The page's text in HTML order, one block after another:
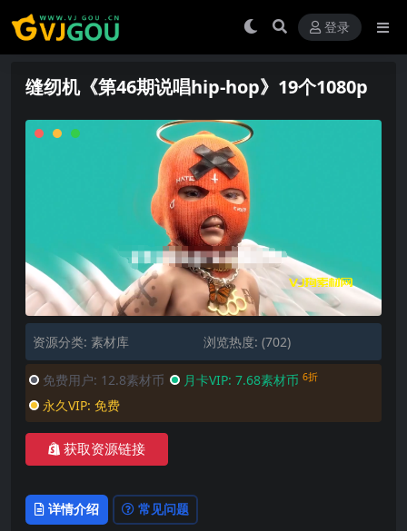
登录
缝纫机《第46期说唱hip-hop》19个1080p
资源分类: 素材库 浏览热度: (702)
免费用户: 12.8素材币 月卡VIP: 7.68素材币 6折
永久VIP: 免费
获取资源链接
详情介绍 常见问题